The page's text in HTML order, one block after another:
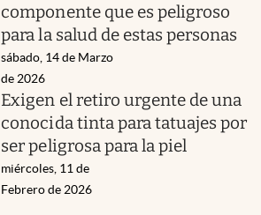
componente que es peligroso
para la salud de estas personas
sábado, 14 de Marzo
de 2026
Exigen el retiro urgente de una
conocida tinta para tatuajes por
ser peligrosa para la piel
miércoles, 11 de
Febrero de 2026